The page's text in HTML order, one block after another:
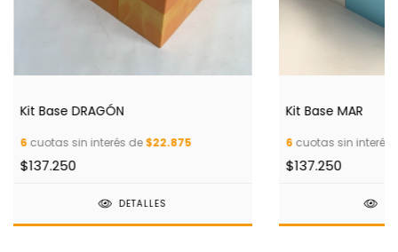
Kit Base DRAGÓN
6 cuotas sin interés de$22.875
$137.250
DETALLES
Kit Base MAR
6 cuotas sin interés
$137.250